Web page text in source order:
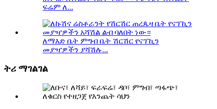
ፍሬም ለ...
ለማእድ ቤት ምግብ ቤት ሽርሽር የናፕኪን
መያዣዎችን ያሻሽሉ...
ትሪ ማገልገል